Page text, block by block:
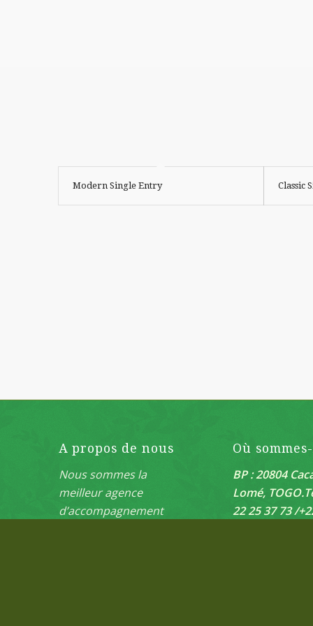
Modern Single Entry Classic
A propos de nous
Nous sommes la
meilleur agence
d’accompagnement
Où
BP : 20804
Lomé, TOGO.
22 25 37 73 /